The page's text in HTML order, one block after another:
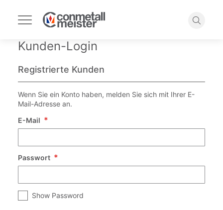
Navigation
umschalten
Suche
Kunden-Login
Registrierte Kunden
Wenn Sie ein Konto haben, melden Sie sich mit Ihrer E-
Mail-Adresse an.
E-Mail
Passwort
Show Password